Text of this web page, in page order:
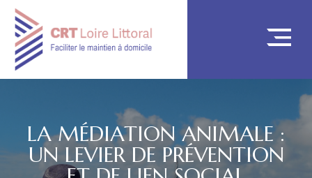
LA MÉDIATION ANIMALE :
UN LEVIER DE PRÉVENTION